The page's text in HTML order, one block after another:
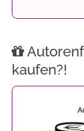
kaufen?!